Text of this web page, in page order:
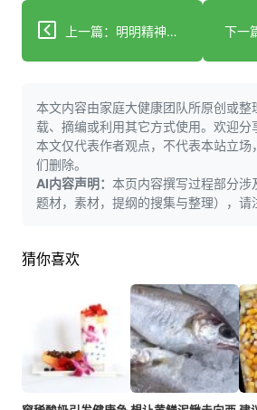
上一篇：明明精神好却被说显老？眼袋问题该咋解决！
本文内容由家庭大健康团队所原创或整
载、摘编或利用其它方式使用。欢迎分
本文仅代表作者观点，不代表本站立场
们删除。
AI内容声明： 本页内容撰写过程部分涉
题材，素材，提纲的搜集与整理），请
猜你喜欢